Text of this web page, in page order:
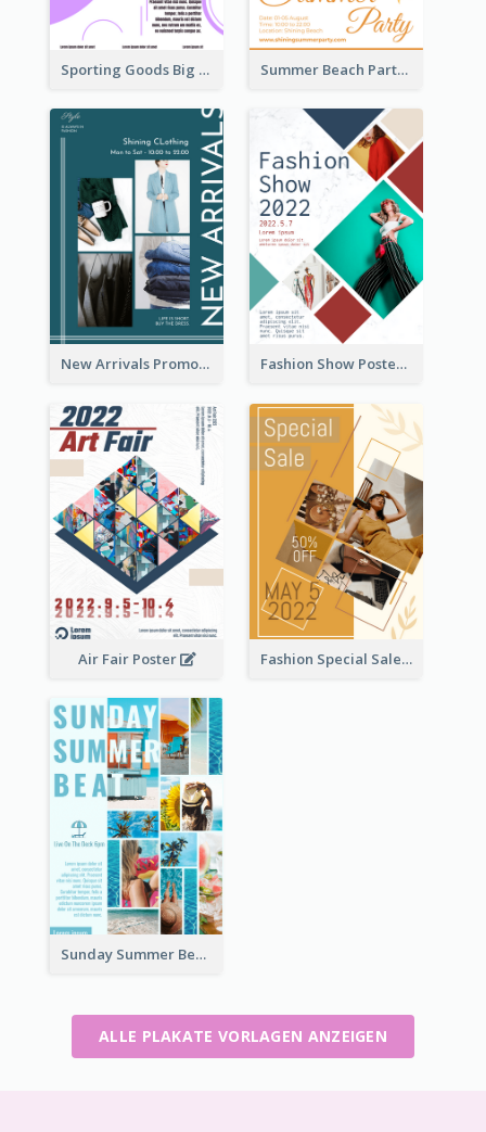
Sporting Goods Big Sale Poster Summer Beach Party Poster
New Arrivals Promotion Poster Fashion Show Poster
Air Fair Poster Fashion Special Sale Poster
Sunday Summer Beat Poster
ALLE PLAKATE VORLAGEN ANZEIGEN